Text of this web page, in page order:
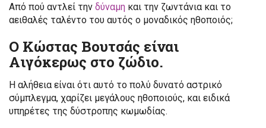
Από πού αντλεί την δύναμη και την ζωντάνια και το
αειθαλές ταλέντο του αυτός ο μοναδικός ηθοποιός;
Ο Κώστας Βουτσάς είναι
Αιγόκερως στο ζώδιο.
Η αλήθεια είναι ότι αυτό το πολύ δυνατό αστρικό
σύμπλεγμα, χαρίζει μεγάλους ηθοποιούς, και ειδικά
υπηρέτες της δύστροπης κωμωδίας.